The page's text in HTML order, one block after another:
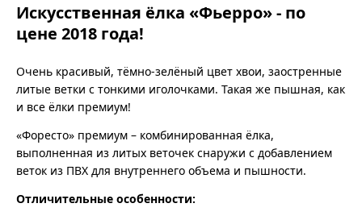
Искусственная ёлка «Фьерро» - по
цене 2018 года!
Очень красивый, тёмно-зелёный цвет хвои, заостренные
литые ветки с тонкими иголочками. Такая же пышная, как
и все ёлки премиум!
«Форесто» премиум – комбинированная ёлка,
выполненная из литых веточек снаружи с добавлением
веток из ПВХ для внутреннего объема и пышности.
Отличительные особенности: